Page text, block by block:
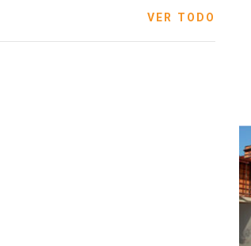
VER TODO